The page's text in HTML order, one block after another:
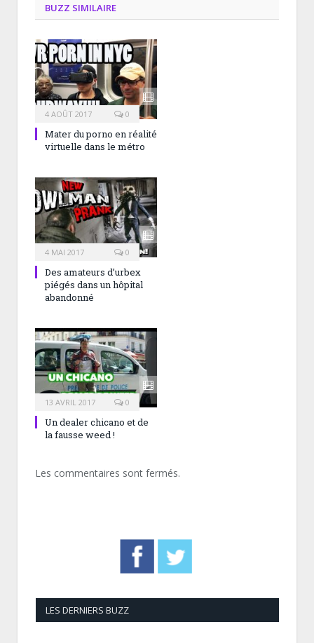
BUZZ SIMILAIRE
4 AOÛT 2017 0
Mater du porno en réalité
virtuelle dans le métro
4 MAI 2017 0
Des amateurs d’urbex
piégés dans un hôpital
abandonné
13 AVRIL 2017 0
Un dealer chicano et de
la fausse weed !
Les commentaires sont fermés.
LES DERNIERS BUZZ